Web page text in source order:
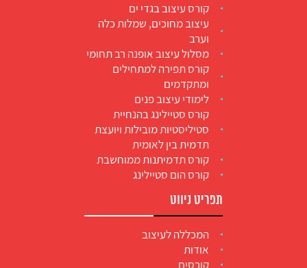
קורס עיצוב בגדי ים
עיצוב מחוכים, שמלות כלה
וערב
מסלול עיצוב אופנה רב תחומי
קורס תפירה למתחילים
ומתקדמים
לימודי עיצוב פנים
קורס סטיילינג בהנחיית
סטיליסטיות מובילות ויועצת
תדמית בין לאומית
קורס תדמיתנות ממוחשבת
קורס הום סטיילינג
תפריט ניווט
המכללה לעיצוב
אודות
קורסים